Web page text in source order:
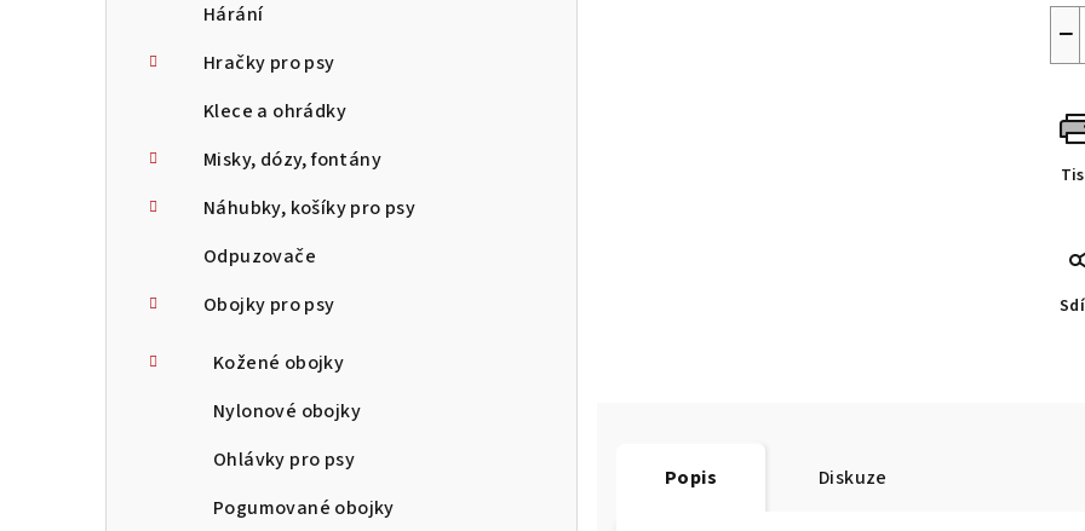
Hárání
Hračky pro psy
Klece a ohrádky
Misky, dózy, fontány
Náhubky, košíky pro psy
Odpuzovače
Obojky pro psy
Kožené obojky
Nylonové obojky
Ohlávky pro psy
Pogumované obojky
−
Popis Diskuze